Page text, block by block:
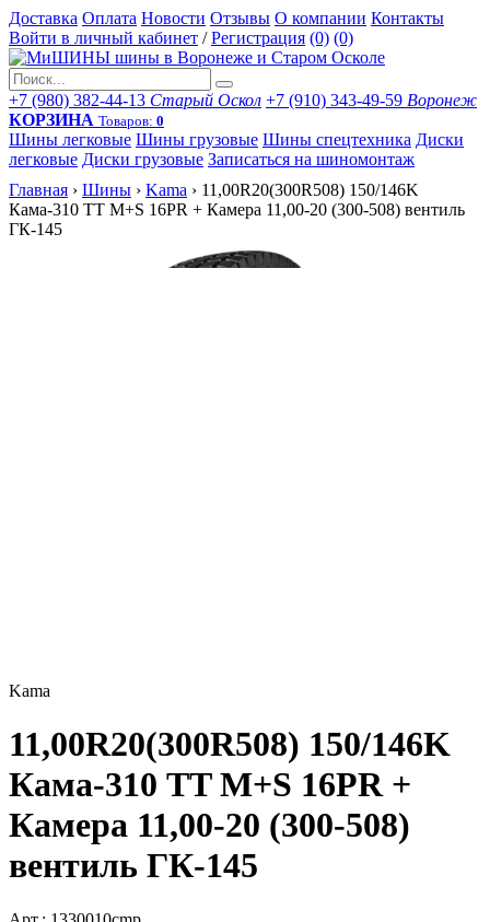
Доставка Оплата Новости Отзывы О компании Контакты
Войти в личный кабинет / Регистрация (0) (0)
+7 (980) 382-44-13 Старый Оскол +7 (910) 343-49-59 Воронеж
КОРЗИНА Товаров: 0
Шины легковые Шины грузовые Шины спецтехника Диски
легковые Диски грузовые Записаться на шиномонтаж
Главная › Шины › Kama › 11,00R20(300R508) 150/146K
Кама-310 TT M+S 16PR + Камера 11,00-20 (300-508) вентиль
ГК-145
Kama
11,00R20(300R508) 150/146K
Кама-310 TT M+S 16PR +
Камера 11,00-20 (300-508)
вентиль ГК-145